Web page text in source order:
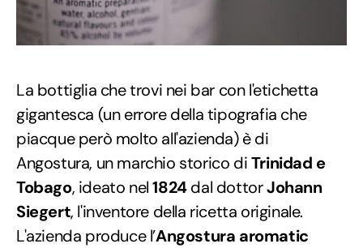
La bottiglia che trovi nei bar con l'etichetta
gigantesca (un errore della tipografia che
piacque però molto all'azienda) è di
Angostura, un marchio storico diTrinidad e
Tobago, ideato nel1824dal dottorJohann
Siegert, l'inventore della ricetta originale.
L'azienda produce l’Angostura aromatic